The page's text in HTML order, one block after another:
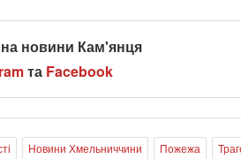
новини Кам'янця
та Facebook
Новини Хмельниччини Пожежа